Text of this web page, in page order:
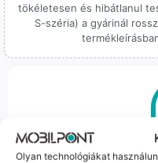
Olyan technológiákat
tökéletesen és hibátlanul
S-széria) a gyárinál